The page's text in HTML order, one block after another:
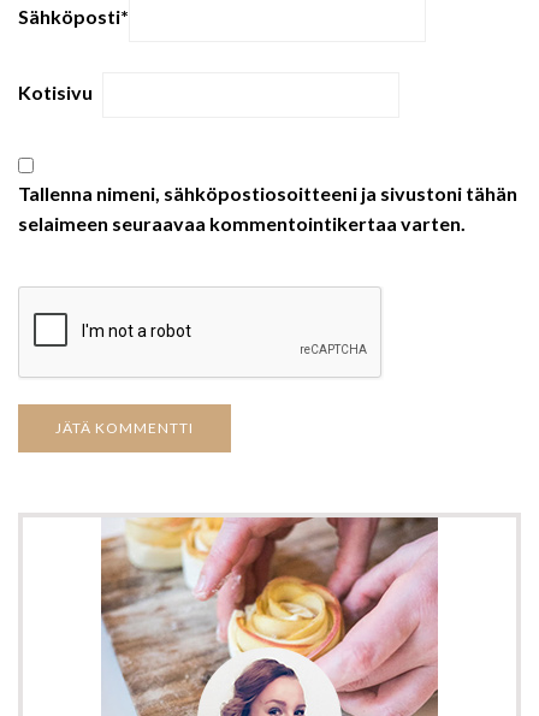
Sähköposti*
Kotisivu
Tallenna nimeni, sähköpostiosoitteeni ja sivustoni tähän
selaimeen seuraavaa kommentointikertaa varten.